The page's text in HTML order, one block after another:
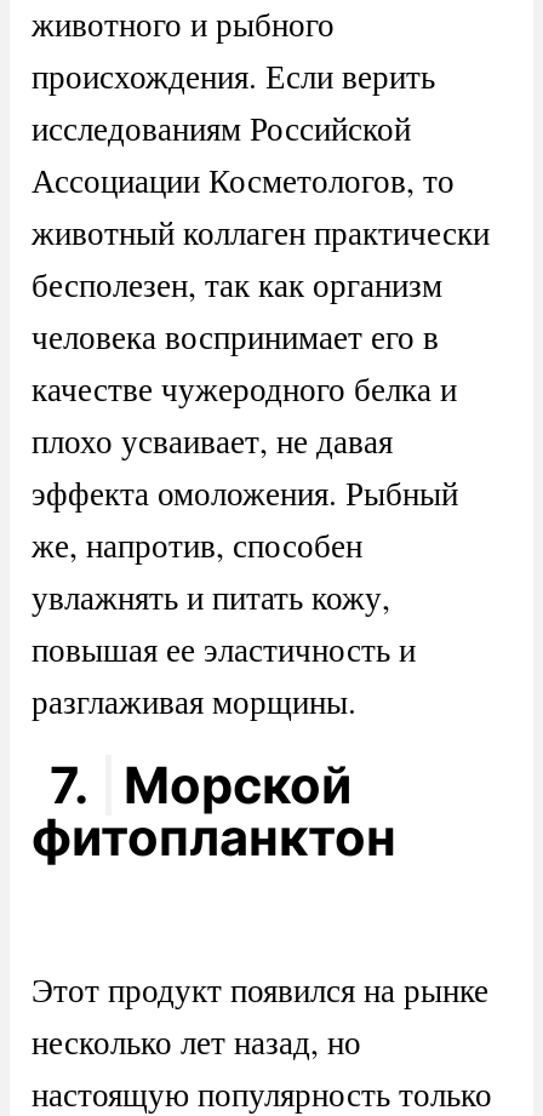
животного и рыбного
происхождения. Если верить
исследованиям Российской
Ассоциации Косметологов, то
животный коллаген практически
бесполезен, так как организм
человека воспринимает его в
качестве чужеродного белка и
плохо усваивает, не давая
эффекта омоложения. Рыбный
же, напротив, способен
увлажнять и питать кожу,
повышая ее эластичность и
разглаживая морщины.
7.
Морской
фитопланктон
Этот продукт появился на рынке
несколько лет назад, но
настоящую популярность только